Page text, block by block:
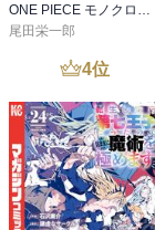
ONE PIECE モノクロ版 115
尾田栄一郎
4位